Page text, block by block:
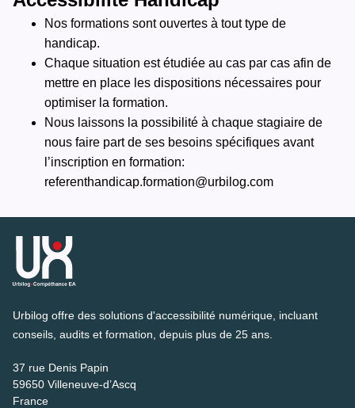
Nos formations sont ouvertes à tout type de
handicap.
Chaque situation est étudiée au cas par cas afin de
mettre en place les dispositions nécessaires pour
optimiser la formation.
Nous laissons la possibilité à chaque stagiaire de
nous faire part de ses besoins spécifiques avant
l’inscription en formation:
referenthandicap.formation@urbilog.com
Urbilog offre des solutions d'accessibilité numérique, incluant
conseils, audits et formation, depuis plus de 25 ans.
37 rue Denis Papin
59650 Villeneuve-d’Ascq
France